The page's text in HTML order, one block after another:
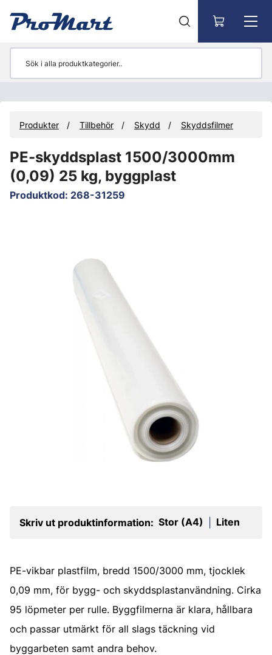
Produkter Tillbehör Skydd Skyddsfilmer
PE-skyddsplast 1500/3000mm
(0,09) 25 kg, byggplast
Produktkod: 268-31259
Skriv ut produktinformation: Stor (A4) Liten
PE-vikbar plastfilm, bredd 1500/3000 mm, tjocklek
0,09 mm, för bygg- och skyddsplastanvändning. Cirka
95 löpmeter per rulle. Byggfilmerna är klara, hållbara
och passar utmärkt för all slags täckning vid
byggarbeten samt andra behov.